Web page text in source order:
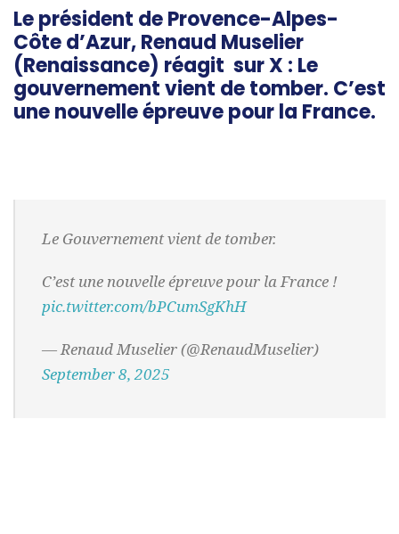
Le président de Provence-Alpes-
Côte d’Azur, Renaud Muselier
(Renaissance) réagit sur X : Le
gouvernement vient de tomber. C’est
une nouvelle épreuve pour la France.
Le Gouvernement vient de tomber.
C’est une nouvelle épreuve pour la France !
pic.twitter.com/bPCumSgKhH
— Renaud Muselier (@RenaudMuselier)
September 8, 2025